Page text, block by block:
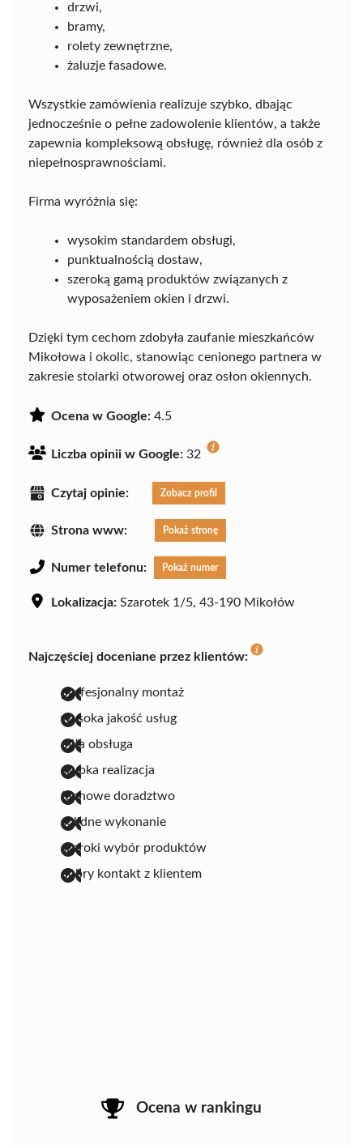
drzwi,
bramy,
rolety zewnętrzne,
żaluzje fasadowe.
Wszystkie zamówienia realizuje szybko, dbając
jednocześnie o pełne zadowolenie klientów, a także
zapewnia kompleksową obsługę, również dla osób z
niepełnosprawnościami.
Firma wyróżnia się:
wysokim standardem obsługi,
punktualnością dostaw,
szeroką gamą produktów związanych z
wyposażeniem okien i drzwi.
Dzięki tym cechom zdobyła zaufanie mieszkańców
Mikołowa i okolic, stanowiąc cenionego partnera w
zakresie stolarki otworowej oraz osłon okiennych.
Ocena w Google: 4.5
Liczba opinii w Google: 32
Czytaj opinie: Zobacz profil
Strona www: Pokaż stronę
Numer telefonu: Pokaż numer
Lokalizacja: Szarotek 1/5, 43-190 Mikołów
Najczęściej doceniane przez klientów:
profesjonalny montaż
wysoka jakość usług
miła obsługa
szybka realizacja
fachowe doradztwo
solidne wykonanie
szeroki wybór produktów
dobry kontakt z klientem
Ocena w rankingu